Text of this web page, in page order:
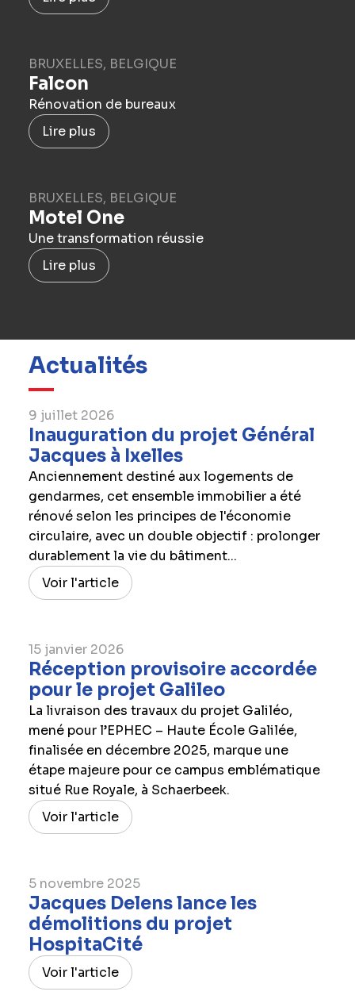
BRUXELLES, BELGIQUE
Falcon
Rénovation de bureaux
Lire plus
BRUXELLES, BELGIQUE
Motel One
Une transformation réussie
Lire plus
Actualités
9 juillet 2026
Inauguration du projet Général
Jacques à Ixelles
Anciennement destiné aux logements de
gendarmes, cet ensemble immobilier a été
rénové selon les principes de l'économie
circulaire, avec un double objectif : prolonger
durablement la vie du bâtiment...
Voir l'article
15 janvier 2026
Réception provisoire accordée
pour le projet Galileo
La livraison des travaux du projet Galiléo,
mené pour l’EPHEC – Haute École Galilée,
finalisée en décembre 2025, marque une
étape majeure pour ce campus emblématique
situé Rue Royale, à Schaerbeek.
Voir l'article
5 novembre 2025
Jacques Delens lance les
démolitions du projet
HospitaCité
Voir l'article